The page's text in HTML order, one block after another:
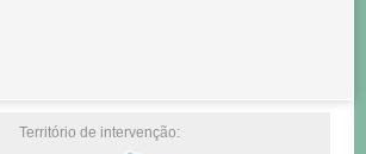
Território de intervenção: